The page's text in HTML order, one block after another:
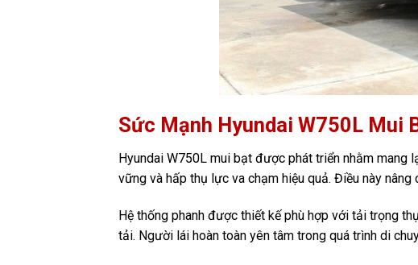
Sức Mạnh Hyundai W750L Mui
Hyundai W750L mui bạt được phát triển nhằm mang
vững và hấp thụ lực va chạm hiệu quả. Điều này
Hệ thống phanh được thiết kế phù hợp với tải trọng
tải. Người lái hoàn toàn yên tâm trong quá trình di